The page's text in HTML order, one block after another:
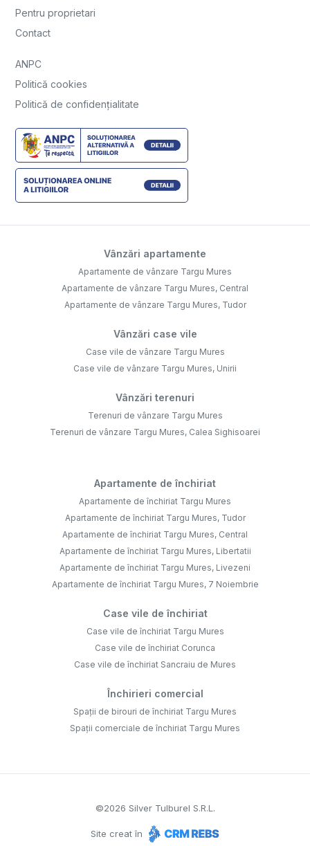
Pentru proprietari
Contact
ANPC
Politică cookies
Politică de confidențialitate
Vânzări apartamente
Apartamente de vânzare Targu Mures
Apartamente de vânzare Targu Mures, Central
Apartamente de vânzare Targu Mures, Tudor
Vânzări case vile
Case vile de vânzare Targu Mures
Case vile de vânzare Targu Mures, Unirii
Vânzări terenuri
Terenuri de vânzare Targu Mures
Terenuri de vânzare Targu Mures, Calea Sighisoarei
Apartamente de închiriat
Apartamente de închiriat Targu Mures
Apartamente de închiriat Targu Mures, Tudor
Apartamente de închiriat Targu Mures, Central
Apartamente de închiriat Targu Mures, Libertatii
Apartamente de închiriat Targu Mures, Livezeni
Apartamente de închiriat Targu Mures, 7 Noiembrie
Case vile de închiriat
Case vile de închiriat Targu Mures
Case vile de închiriat Corunca
Case vile de închiriat Sancraiu de Mures
Închirieri comercial
Spații de birouri de închiriat Targu Mures
Spații comerciale de închiriat Targu Mures
©2026 Silver Tulburel S.R.L.
Site creat în